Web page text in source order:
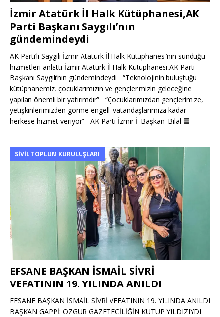
İzmir Atatürk İl Halk Kütüphanesi,AK
Parti Başkanı Saygılı’nın
gündemindeydi
AK Parti’li Saygılı İzmir Atatürk İl Halk Kütüphanesi’nin sunduğu
hizmetleri anlattı İzmir Atatürk İl Halk Kütüphanesi,AK Parti
Başkanı Saygılı’nın gündemindeydi “Teknolojinin buluştuğu
kütüphanemiz, çocuklarımızın ve gençlerimizin geleceğine
yapılan önemli bir yatırımdır” “Çocuklarımızdan gençlerimize,
yetişkinlerimizden görme engelli vatandaşlarımıza kadar
herkese hizmet veriyor” AK Parti İzmir İl Başkanı Bilal 🟦
SIVIL TOPLUM KURULUŞLARI
EFSANE BAŞKAN İSMAİL SİVRİ
VEFATININ 19. YILINDA ANILDI
EFSANE BAŞKAN İSMAİL SİVRİ VEFATININ 19. YILINDA ANILDI
BAŞKAN GAPPİ: ÖZGÜR GAZETECİLİĞİN KUTUP YILDIZIYDI